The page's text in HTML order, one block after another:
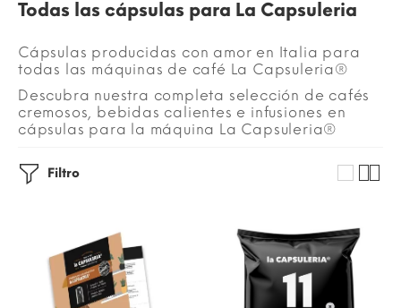
Todas las cápsulas para La Capsuleria
Cápsulas producidas con amor en Italia para
todas las máquinas de café La Capsuleria®
Descubra nuestra completa selección de cafés
cremosos, bebidas calientes e infusiones en
cápsulas para la máquina La Capsuleria®
Filtro